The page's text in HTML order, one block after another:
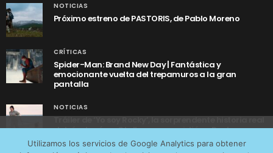
NOTICIAS
Próximo estreno de PASTORIS, de Pablo Moreno
CRÍTICAS
Spider-Man: Brand New Day | Fantástica y
emocionante vuelta del trepamuros a la gran
pantalla
NOTICIAS
Tráiler de ‘Yo soy Rocky’, la sorprendente historia real
detrás de cómo Stallone se convirtió en Rocky
Utilizamos los servicios de Google Analytics para obtener
tráfico web que recibimos y conocer los servicios que